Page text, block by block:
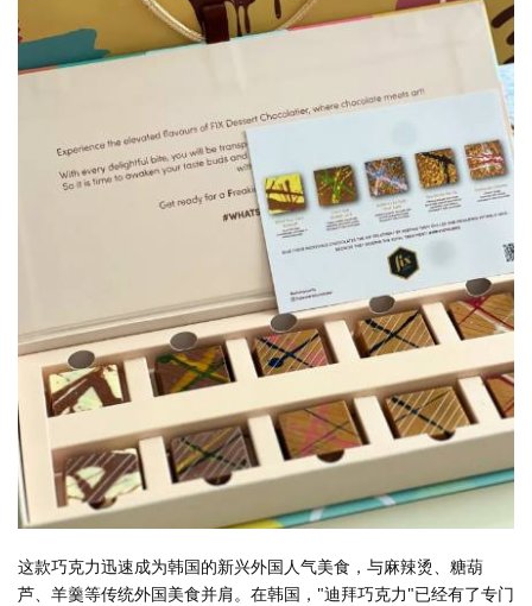
这款巧克力迅速成为韩国的新兴外国人气美食，与麻辣烫、糖葫
芦、羊羹等传统外国美食并肩。在韩国，"迪拜巧克力"已经有了专门